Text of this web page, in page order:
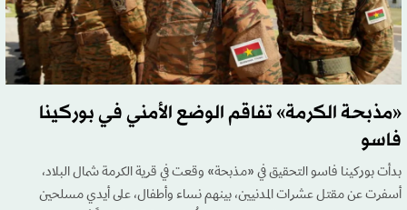
«مذبحة الكرمة» تفاقم الوضع الأمني في بوركينا
فاسو
بدأت بوركينا فاسو التحقيق في «مذبحة» وقعت في قرية الكرمة شمال البلاد،
أسفرت عن مقتل عشرات المدنيين، بينهم نساء وأطفال، على أيدي مسلحين